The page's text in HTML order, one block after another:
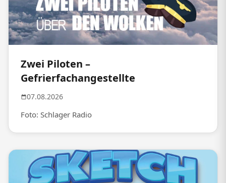
Zwei Piloten –
Gefrierfachangestellte
07.08.2026
Foto: Schlager Radio